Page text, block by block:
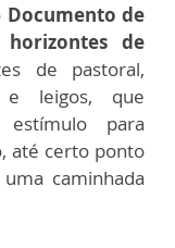
Documento de
de
de pastoral,
e leigos, que
para
até certo ponto
caminhada